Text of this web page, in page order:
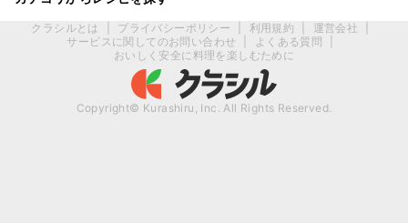
クラシルとは プライバシーポリシー 利用規約 運営会社
サービスに関してのお問い合わせ
よくある質問
おいしく安全に料理を楽しむために
Copyright© Kurashiru, Inc. All Rights Reserved.